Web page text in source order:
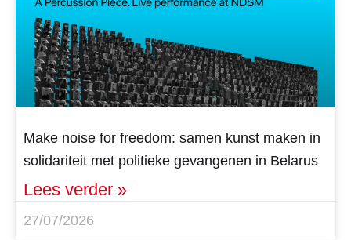
Make noise for freedom: samen kunst maken in
solidariteit met politieke gevangenen in Belarus
Lees verder »
27/07/2026